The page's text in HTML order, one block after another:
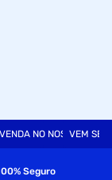
VENDA NO NOSSO SITE
VEM SER
Seguro